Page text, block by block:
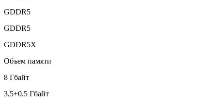
GDDR5
GDDR5
GDDR5X
Объем памяти
8 Гбайт
3,5+0,5 Гбайт